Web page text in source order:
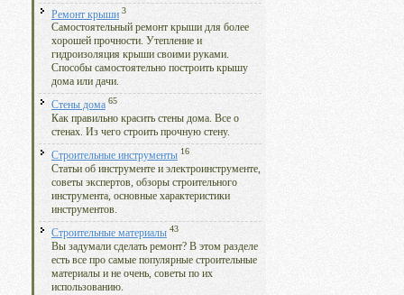
Ремонт крыши 3
Самостоятельный ремонт крыши для более
хорошей прочности. Утепление и
гидроизоляция крыши своими руками.
Способы самостоятельно построить крышу
дома или дачи.
Стены дома 65
Как правильно красить стены дома. Все о
стенах. Из чего строить прочную стену.
Строительные инструменты 16
Статьи об инструменте и электроинструменте,
советы экспертов, обзоры строительного
инструмента, основные характеристики
инструментов.
Строительные материалы 43
Вы задумали сделать ремонт? В этом разделе
есть все про самые популярные строительные
материалы и не очень, советы по их
использованию.